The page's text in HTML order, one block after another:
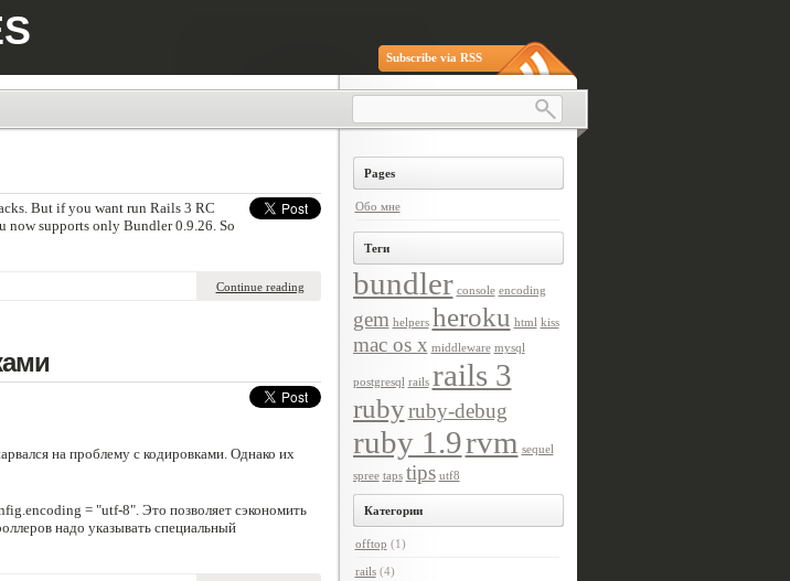
Subscribe via RSS
But if you want run Rails 3 RC
now supports only Bundler 0.9.26. So
Continue reading
на проблему с кодировками. Однако их
= "utf-8". Это позволяет сэкономить
надо указывать специальный
Pages
Обо мне
Теги
bundler console encoding
gem helpers heroku html kiss
mac os x middleware mysql
postgresql rails rails 3
rubyruby-debug
ruby 1.9rvm sequel
spree taps tips utf8
Категории
offtop (1)
rails(4)